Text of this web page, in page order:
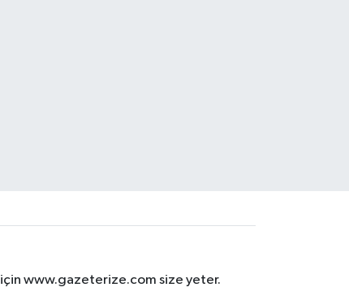
www.gazeterize.com size yeter.